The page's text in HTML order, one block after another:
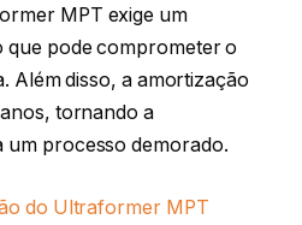
MPT exige um
que pode comprometer o
Além disso, a amortização
tornando a
processo demorado.
do Ultraformer MPT